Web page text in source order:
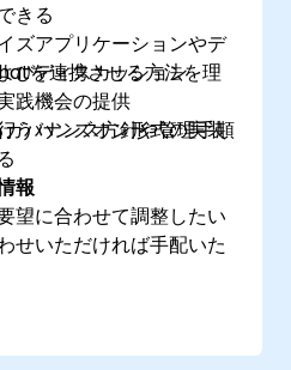
きる
ズアプリケーションやデ
を連携させる方法を理
バナンス方針や管理手順
びディスカッション
践機会の提供
うハンズオン形式の実装
報
望に合わせて調整したい
せいただければ手配いた